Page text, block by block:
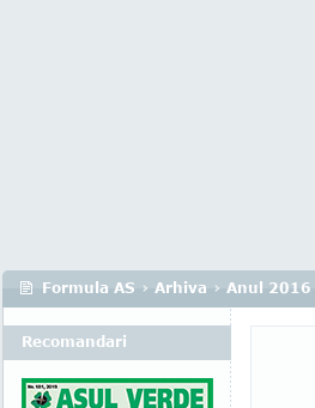
Formula AS › Arhiva › Anul 2016
Recomandari